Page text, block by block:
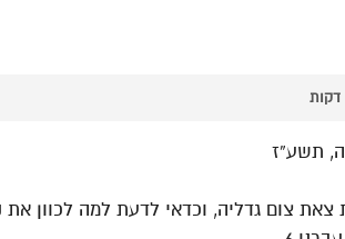
תשע”ז
צאת צום גדליה, וכדאי לדעת למה לכוון